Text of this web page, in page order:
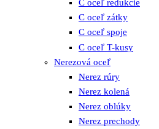
C oceľ redukcie
C oceľ zátky
C oceľ spoje
C oceľ T-kusy
Nerezová oceľ
Nerez rúry
Nerez kolená
Nerez oblúky
Nerez prechody